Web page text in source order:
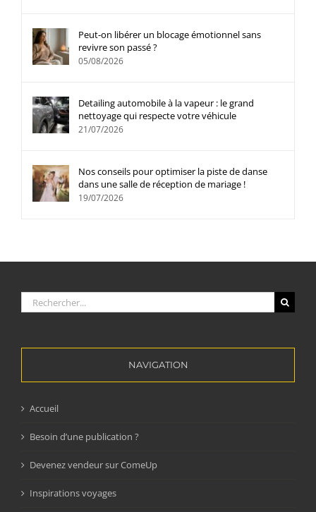
Peut-on libérer un blocage émotionnel sans
revivre son passé ?
05/08/2026
Detailing automobile à la vapeur : le grand
nettoyage qui respecte votre véhicule
21/07/2026
Nos conseils pour optimiser la piste de danse
dans une salle de réception de mariage !
19/07/2026
Rechercher:
NAVIGATION
Accueil
Besoin d’une publication ?
Devenez vendeur sur ComeUp
Inspirations voyages